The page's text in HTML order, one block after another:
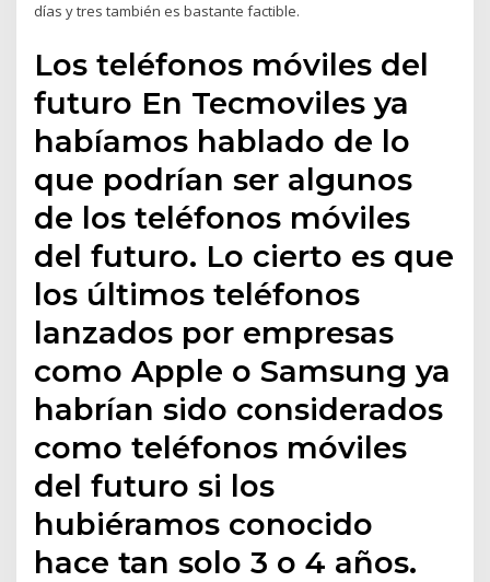
días y tres también es bastante factible.
Los teléfonos móviles del
futuro En Tecmoviles ya
habí­amos hablado de lo
que podrían ser algunos
de los teléfonos móviles
del futuro. Lo cierto es que
los últimos teléfonos
lanzados por empresas
como Apple o Samsung ya
habrían sido considerados
como teléfonos móviles
del futuro si los
hubiéramos conocido
hace tan solo 3 o 4 años.